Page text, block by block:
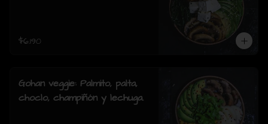
$6.190
Gohan veggie: Palmito, palta,
choclo, champiñón y lechuga.